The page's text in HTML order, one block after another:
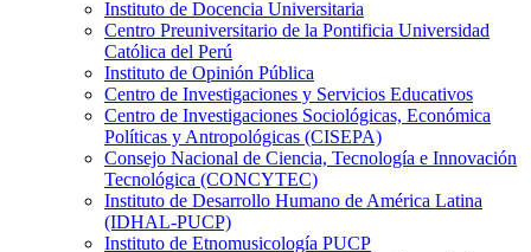
Instituto de Docencia Universitaria
Centro Preuniversitario de la Pontificia Universidad
Católica del Perú
Instituto de Opinión Pública
Centro de Investigaciones y Servicios Educativos
Centro de Investigaciones Sociológicas, Económica
Políticas y Antropológicas (CISEPA)
Consejo Nacional de Ciencia, Tecnología e Innovación
Tecnológica (CONCYTEC)
Instituto de Desarrollo Humano de América Latina
(IDHAL-PUCP)
Instituto de Etnomusicología PUCP